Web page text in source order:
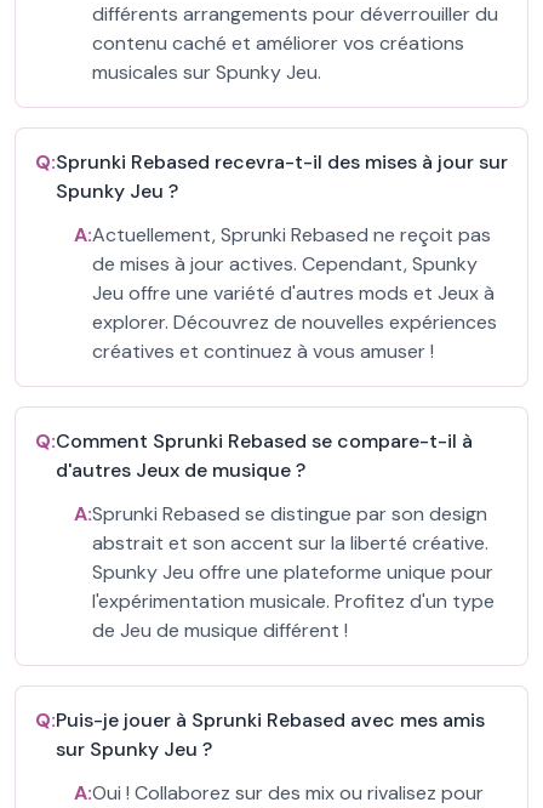
différents arrangements pour déverrouiller du
contenu caché et améliorer vos créations
musicales sur Spunky Jeu.
Q:Sprunki Rebased recevra-t-il des mises à jour sur
Spunky Jeu ?
A:Actuellement, Sprunki Rebased ne reçoit pas
de mises à jour actives. Cependant, Spunky
Jeu offre une variété d'autres mods et Jeux à
explorer. Découvrez de nouvelles expériences
créatives et continuez à vous amuser !
Q:Comment Sprunki Rebased se compare-t-il à
d'autres Jeux de musique ?
A:Sprunki Rebased se distingue par son design
abstrait et son accent sur la liberté créative.
Spunky Jeu offre une plateforme unique pour
l'expérimentation musicale. Profitez d'un type
de Jeu de musique différent !
Q:Puis-je jouer à Sprunki Rebased avec mes amis
sur Spunky Jeu ?
A:Oui ! Collaborez sur des mix ou rivalisez pour